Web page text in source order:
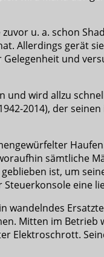
u. a. schon
Allerdings gerät
und
und wird allzu
2014), der
sämtliche
ist, um
eine
wandelndes
Mitten im
Elektroschrott.